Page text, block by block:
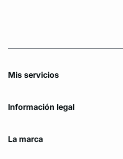
Mis servicios
Información legal
La marca